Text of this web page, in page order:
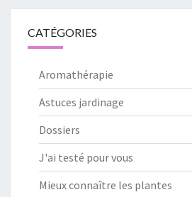
CATÉGORIES
Aromathérapie
Astuces jardinage
Dossiers
J'ai testé pour vous
Mieux connaître les plantes